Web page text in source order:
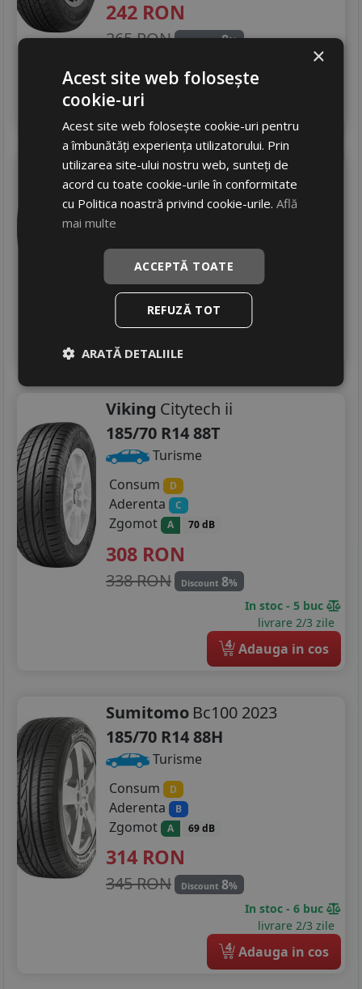
245/45R18
205/55R19
235/35R19
235/40R19
235/50R19
242 RON
265 RON Discount8%
Ultima bucata!
livrare 2/3 zile
Viking Citytech ii
185/70 R14 88T
Turisme
361RON
396 RON
In stoc - peste 12 buc
Viking Citytech ii
185/70 R14 88T
Turisme
Consum
D
Aderenta C
Zgomot A 70 dB
308 RON
338 RON Discount 8%
In stoc - 5 buc
livrare 2/3 zile
4 Adauga in cos
Sumitomo Bc100 2023
185/70 R14 88H
Turisme
Consum
D
Aderenta B
Zgomot A 69 dB
314 RON
345 RON Discount 8%
In stoc - 6 buc
livrare 2/3 zile
4 Adauga in cos
×
Acest site web folosește
cookie-uri
Acest site web folosește cookie-uri pentru
a îmbunătăți experiența utilizatorului. Prin
utilizarea site-ului nostru web, sunteți de
acord cu toate cookie-urile în conformitate
cu Politica noastră privind cookie-urile.Află
mai multe
ACCEPTĂ TOATE
REFUZĂ TOT
ARATĂ DETALIILE